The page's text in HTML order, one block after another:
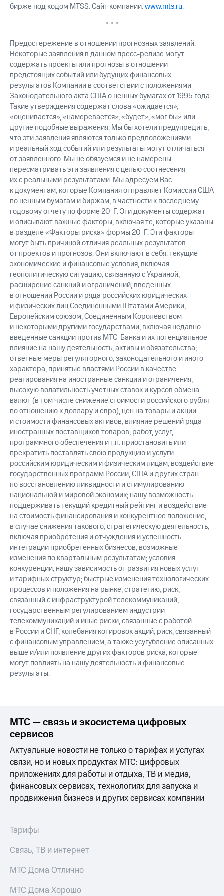
бирже под кодом MTSS. Сайт компании:www.mts.ru.
* * *
Предостережение в отношении прогнозных заявлений.
Некоторые заявления в данном пресс-релизе могут
содержать проекты или прогнозы в отношении
предстоящих событий или будущих финансовых
результатов Компании в соответствии с положениями
Законодательного акта США о ценных бумагах от 1995 года.
Такие утверждения содержат слова «ожидается»,
«оценивается», «намеревается», «будет», «мог бы» или
другие подобные выражения. Мы бы хотели предупредить,
что эти заявления являются только предположениями
и реальный ход событий или результаты могут отличаться
от заявленного. Мы не обязуемся и не намерены
пересматривать эти заявления с целью соотнесения
их с реальными результатами. Мы адресуем Вас
к документам, которые Компания отправляет Комиссии США
по ценным бумагам и биржам, в частности к последнему
годовому отчету по форме 20-F. Эти документы содержат
и описывают важные факторы, включая те, которые указаны
в разделе «Факторы риска» формы 20-F. Эти факторы
могут быть причиной отличия реальных результатов
от проектов и прогнозов. Они включают в себя: текущие
экономические и финансовые условия, включая
геополитическую ситуацию, связанную с Украиной;
расширение санкций и ограничений, введенных
в отношении России и ряда российских юридических
и физических лиц Соединенными Штатами Америки,
Европейским союзом, Соединенным Королевством
и некоторыми другими государствами, включая недавно
введенные санкции против МТС-Банка и их потенциальное
влияние на нашу деятельность, активы и обязательства;
ответные меры регуляторного, законодательного и иного
характера, принятые властями России в качестве
реагирования на иностранные санкции и ограничения;
высокую волатильность учетных ставок и курсов обмена
валют (в том числе снижение стоимости российского рубля
по отношению к доллару и евро), цен на товары и акции
и стоимости финансовых активов; влияние решений ряда
иностранных поставщиков товаров, работ, услуг,
программного обеспечения и т.п. приостановить или
прекратить поставлять свою продукцию и услуги
российским юридическим и физическим лицам; воздействие
государственных программ России, США и других стран
по восстановлению ликвидности и стимулированию
национальной и мировой экономик; нашу возможность
поддерживать текущий кредитный рейтинг и воздействие
на стоимость финансирования и конкурентное положение,
в случае снижения такового; стратегическую деятельность,
включая приобретения и отчуждения и успешность
интеграции приобретенных бизнесов; возможные
изменения по квартальным результатам; условия
конкуренции; нашу зависимость от развития новых услуг
и тарифных структур; быстрые изменения технологических
процессов и положения на рынке; стратегию; риск,
связанный с инфраструктурой телекоммуникаций,
государственным регулированием индустрии
телекоммуникаций и иные риски, связанные с работой
в России и СНГ; колебания котировок акций; риск, связанный
с финансовым управлением, а также усугубление описанных
выше и/или появление других факторов риска, которые
могут повлиять на нашу деятельность и финансовые
результаты.
МТС — связь и экосистема цифровых
сервисов
Актуальные новости не только о тарифах и услугах
связи, но и новых продуктах МТС: цифровых
приложениях для работы и отдыха, ТВ и медиа,
финансовых сервисах, технологиях для запуска и
продвижения бизнеса и других сервисах компании
Тарифы
Связь, ТВ и интернет
МТС Дома Отлично
МТС Дома Хорошо